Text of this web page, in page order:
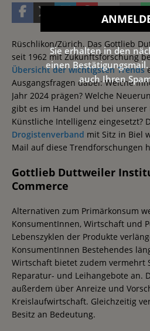
Rüschlikon/Zürich. Das Gottlieb
seit 1962 mit Zukunftsforschung
Übersicht der wichtigsten Trends
Ausgangsfragen dabei: Welche
Jahr 2024 prägen? Welche
gibt es im Handel und bei unserer
Künstliche Intelligenz eingesetzt?
Drogistenverband mit Sitz in Biel
Mail auf diese Trendforschungen
Gottlieb Duttweiler
Commerce
Alternativen zum Primärkonsum
KonsumentInnen, Wirtschaft und
Lebenszyklen der Produkte
KonsumentInnen Bestehendes
Wirtschaft bietet zudem vermehrt
Reparatur- und Leihangebote an.
außerdem über Anreize und
Kreislaufwirtschaft. Gleichzeitig
Besitz an Bedeutung.
Sie erhalten in den
einen
auch Ihren